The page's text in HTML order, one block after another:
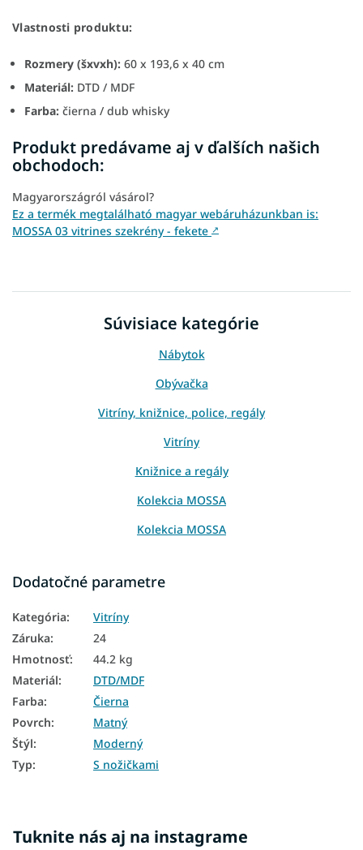
Vlastnosti produktu:
Rozmery (šxvxh): 60 x 193,6 x 40 cm
Materiál: DTD / MDF
Farba: čierna / dub whisky
Produkt predávame aj v ďalších našich
obchodoch:
Magyarországról vásárol?
Ez a termék megtalálható magyar webáruházunkban is:
MOSSA 03 vitrines szekrény - fekete ↗
Súvisiace kategórie
Nábytok
Obývačka
Vitríny, knižnice, police, regály
Vitríny
Knižnice a regály
Kolekcia MOSSA
Kolekcia MOSSA
Čierne knižnice
Dodatočné parametre
Kategória:
Vitríny
Záruka:
24
Hmotnosť:
44.2 kg
Materiál:
DTD/MDF
Farba:
Čierna
Povrch:
Matný
Štýl:
Moderný
Typ: S nožičkami
Tuknite nás aj na instagrame